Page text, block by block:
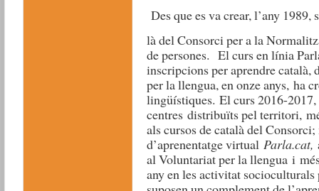
Des que es va crear, l’any 1989,
là del Consorci per a la
de persones. El curs en línia
inscripcions per aprendre català,
per la llengua, en onze anys, ha
lingüístiques. El curs 2016-
centres distribuïts pel territori,
als cursos de català del
d’aprenentatge virtual Parla.cat,
al Voluntariat per la llengua i
any en les activitat